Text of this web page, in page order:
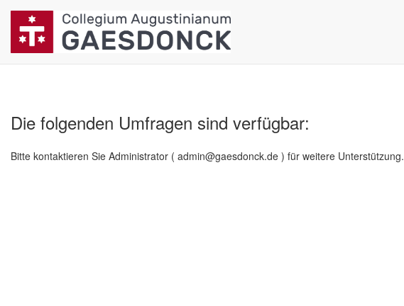
Die folgenden Umfragen sind verfügbar:
Bitte kontaktieren Sie Administrator ( admin@gaesdonck.de ) für weitere Unterstützung.